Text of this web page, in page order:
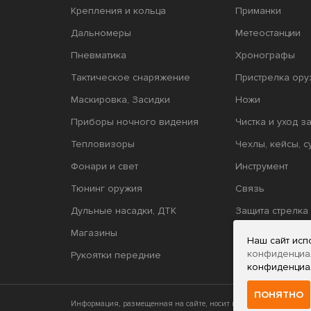
Крепления и кольца
Дальномеры
Пневматика
Тактическое снаряжение
Маскировка, Засидки
Приборы ночного видения
Тепловизоры
Фонари и свет
Тюнинг оружия
Дульные насадки, ДТК
Магазины
Рукоятки передние
Приманки
Метеостанции
Хронографы
Пристрелка
Ножи
Чистка и уход
Чехлы, кейсы,
Инструмент
Связь
Защита стрелка
Информация, размещенная на сайте, носит исключительно
Наш сайт
ПОНЯТНО